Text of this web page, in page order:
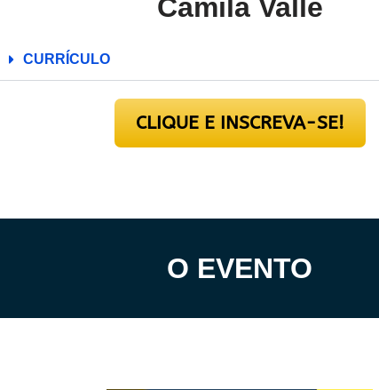
Camila Valle
CURRÍCULO
CLIQUE E INSCREVA-SE!
O EVENTO